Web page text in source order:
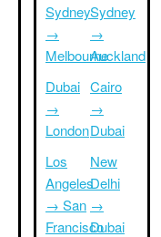
Sydney
→
Melbourne
Dubai
→
London
Los
Angeles
→ San
Francisco
Sydney
→
Auckland
Cairo
→
Dubai
New
Delhi
→
Dubai